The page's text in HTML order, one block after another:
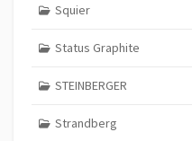
Squier
Status Graphite
STEINBERGER
Strandberg